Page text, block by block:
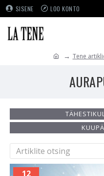
SISENE LOO KONTO
Tene
12